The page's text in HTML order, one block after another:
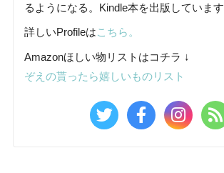
るようになる。Kindle本を出版しています
詳しいProfileはこちら。
Amazonほしい物リストはコチラ ↓
ぞえの貰ったら嬉しいものリスト